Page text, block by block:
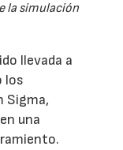
la simulación
llevada a
los
Sigma,
una